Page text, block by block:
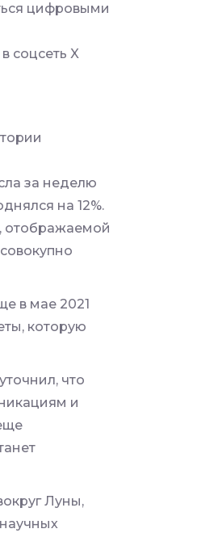
цифровыми
соцсеть X
за неделю
на 12%.
отображаемой
в мае 2021
которую
что
и
Луны,